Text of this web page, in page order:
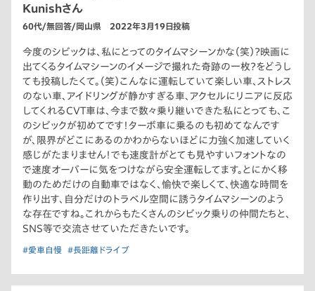
Kunishさん
60代/無回答/岡山県 2022年3月19日投稿
今度のシビックは、私にとってのタイムマシーンかな（笑）？映画に
出てくるタイムマシーンのイメージで撮れた奇跡の一枚？をどうし
ても投稿したくて。（笑）こんなに運転していて楽しい車、ストレス
のない車、アイドリングが静かすぎる車、アクセルにリニアに反応
してくれるCVT車は、今まで数々乗り継いできた私にとっても、こ
のシビックが初めてです！ターボ車に乗るのも初めてなんです
が、限界がどこにあるのかわからないほどに力強く加速していく
感じがたまりません！でも速度計がとても見やすいフォントなの
で速度オーバーに気をつけながら安全運転してます。とにかく移
動のためだけの自動車ではなく、愉快で楽しくて、快適な時間を
作り出す、自分だけのトラベル空間に誘うタイムマシーンのよう
な存在ですね。これからもたくさんのシビック乗りの仲間たちと、
SNS等で交流させていただきたいです。
#愛車自慢 #長距離ドライブ